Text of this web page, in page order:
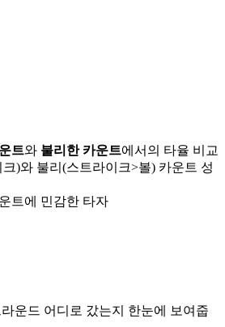
트와 불리한 카운트에서의 타율 비교
)와 불리(스트라이크>볼) 카운트 성
트에 민감한 타자
운드 어디로 갔는지 한눈에 보여줍